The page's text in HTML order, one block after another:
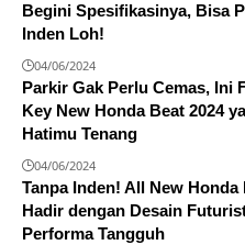
Begini Spesifikasinya, Bisa
Inden Loh!
04/06/2024
Parkir Gak Perlu Cemas, Ini
Key New Honda Beat 2024
Hatimu Tenang
04/06/2024
Tanpa Inden! All New Honda
Hadir dengan Desain
Performa Tangguh